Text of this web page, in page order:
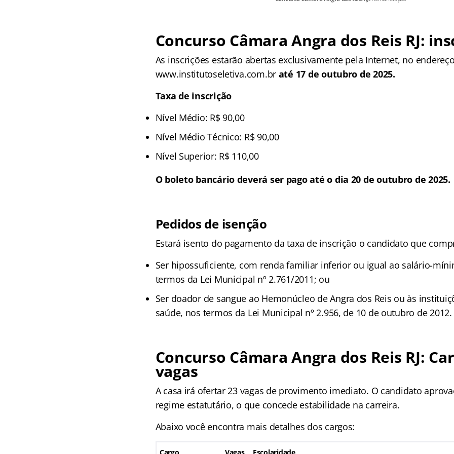
Concurso Câmara Angra dos Reis RJ:
As inscrições estarão abertas exclusivamente pela Internet, no
www.institutoseletiva.com.br até 17 de outubro de 2025.
Taxa de inscrição
Nível Médio: R$ 90,00
Nível Médio Técnico: R$ 90,00
Nível Superior: R$ 110,00
O boleto bancário deverá ser pago até o dia 20 de outubro de 2025.
Pedidos de isenção
Estará isento do pagamento da taxa de inscrição o candidato que
Ser hipossuficiente, com renda familiar inferior ou igual ao salário-
termos da Lei Municipal nº 2.761/2011; ou
Ser doador de sangue ao Hemonúcleo de Angra dos Reis ou às
saúde, nos termos da Lei Municipal nº 2.956, de 10 de outubro de 2012.
Concurso Câmara Angra dos Reis RJ:
vagas
A casa irá ofertar 23 vagas de provimento imediato. O candidato
regime estatutário, o que concede estabilidade na carreira.
Abaixo você encontra mais detalhes dos cargos: